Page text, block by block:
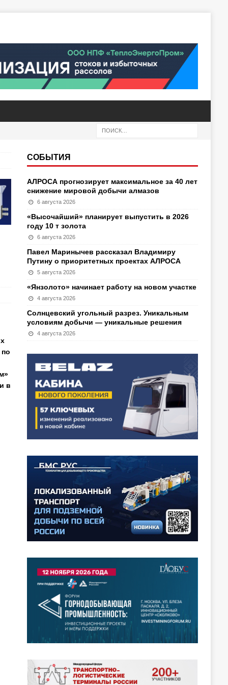
в
СОБЫТИЯ
АЛРОСА прогнозирует максимальное за 40 лет
снижение мировой добычи алмазов
6 августа 2026
«Высочайший» планирует выпустить в 2026
году 10 т золота
6 августа 2026
Павел Маринычев рассказал Владимиру
Путину о приоритетных проектах АЛРОСА
5 августа 2026
«Янзолото» начинает работу на новом участке
4 августа 2026
Солнцевский угольный разрез. Уникальным
условиям добычи — уникальные решения
4 августа 2026